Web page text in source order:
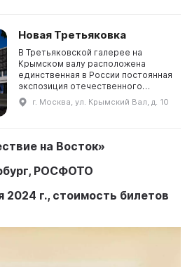
Новая Третьяковка
В Третьяковской галерее на
Крымском валу расположена
единственная в России постоянная
экспозиция отечественного
искусства ХХ века. Здесь
представлены работы мастеров
г. Москва, ул. Крымский Вал, д. 10
на Восток»
РОСФОТО
2024 г., стоимость билетов